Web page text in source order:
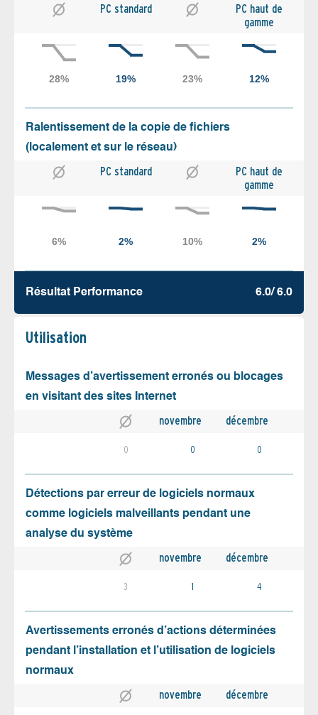
PC standard
PC haut de
gamme
Ralentissement de la copie de fichiers
(localement et sur le réseau)
PC standard
PC haut de
gamme
Résultat Performance 6.0/ 6.0
Utilisation
Messages d’avertissement erronés ou blocages
en visitant des sites Internet
novembre décembre
0 0 0
Détections par erreur de logiciels normaux
comme logiciels malveillants pendant une
analyse du système
novembre décembre
3 1 4
Avertissements erronés d’actions déterminées
pendant l’installation et l’utilisation de logiciels
normaux
novembre décembre